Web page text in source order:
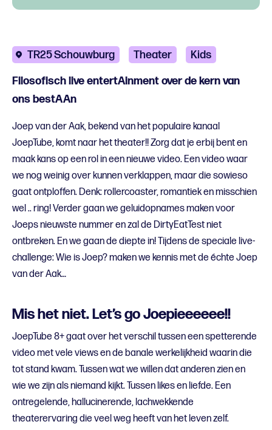
TR25 Schouwburg Theater Kids
Filosofisch live entertAinment over de kern van
ons bestAAn
Joep van der Aak, bekend van het populaire kanaal
JoepTube, komt naar het theater!! Zorg dat je erbij bent en
maak kans op een rol in een nieuwe video. Een video waar
we nog weinig over kunnen verklappen, maar die sowieso
gaat ontploffen. Denk: rollercoaster, romantiek en misschien
wel .. ring! Verder gaan we geluidopnames maken voor
Joeps nieuwste nummer en zal de DirtyEatTest niet
ontbreken. En we gaan de diepte in! Tijdens de speciale live-
challenge: Wie is Joep? maken we kennis met de échte Joep
van der Aak…
Mis het niet. Let’s go Joepieeeeee!!
JoepTube 8+ gaat over het verschil tussen een spetterende
video met vele views en de banale werkelijkheid waarin die
tot stand kwam. Tussen wat we willen dat anderen zien en
wie we zijn als niemand kijkt. Tussen likes en liefde. Een
ontregelende, hallucinerende, lachwekkende
theaterervaring die veel weg heeft van het leven zelf.